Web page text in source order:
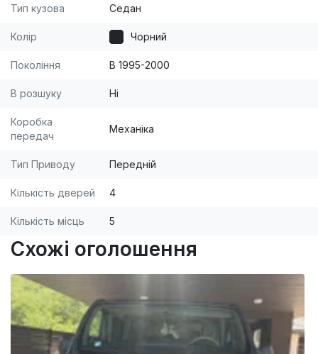
Тип кузова Седан
Колір Чорний
Покоління B 1995-2000
В розшуку Ні
Коробка
передач
Механіка
Тип Приводу Передній
Кількість дверей 4
Кількість місць 5
Схожі оголошення